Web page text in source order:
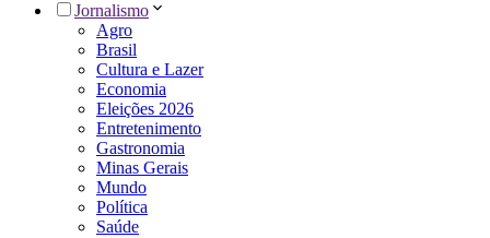
Jornalismo
Agro
Brasil
Cultura e Lazer
Economia
Eleições 2026
Entretenimento
Gastronomia
Minas Gerais
Mundo
Política
Saúde